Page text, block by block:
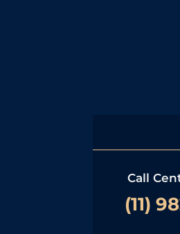
Call
(11)